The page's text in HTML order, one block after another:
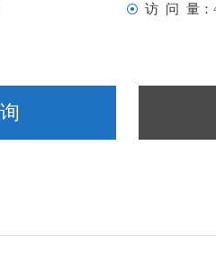
访 问 量：